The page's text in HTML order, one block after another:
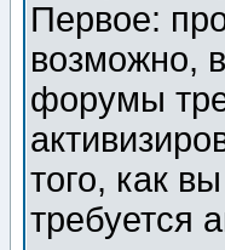
Первое:
возможно,
форумы
того, как
требуется